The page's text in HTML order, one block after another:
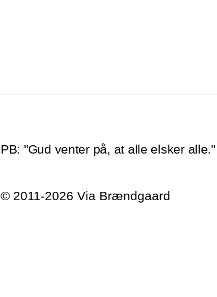
PB: "Gud venter på, at alle elsker alle."
© 2011-2026 Via Brændgaard